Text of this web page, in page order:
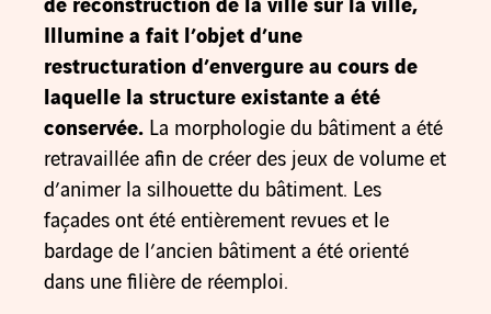
de reconstruction de la ville sur la ville,
Illumine a fait l’objet d’une
restructuration d’envergure au cours de
laquelle la structure existante a été
conservée. La morphologie du bâtiment a été
retravaillée afin de créer des jeux de volume et
d’animer la silhouette du bâtiment. Les
façades ont été entièrement revues et le
bardage de l’ancien bâtiment a été orienté
dans une filière de réemploi.